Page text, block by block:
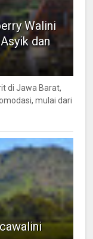
Walini
dan
di Jawa Barat,
mulai dari